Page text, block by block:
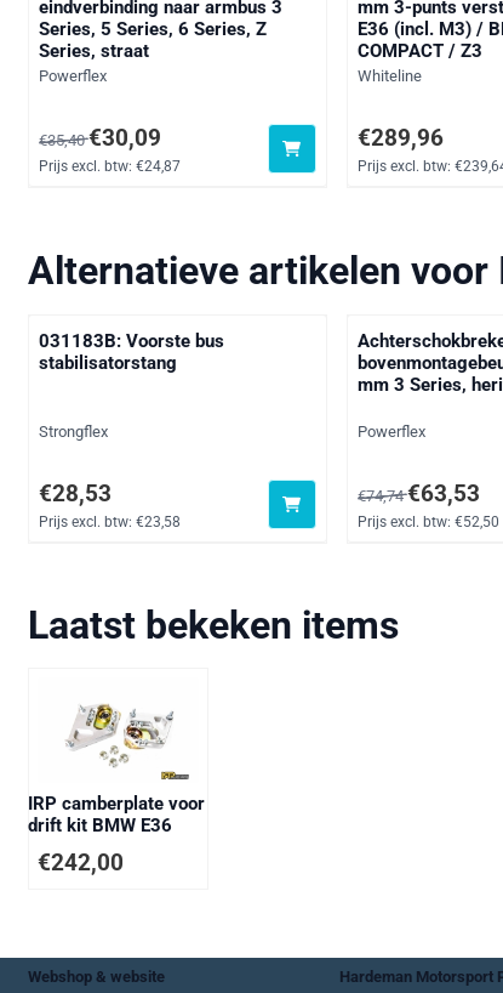
eindverbinding naar armbus 3
Series, 5 Series, 6 Series, Z
Series, straat
Merk:
Powerflex
Van 35,40 voor 30,09, exclusief btw: 24,87
€35,40€30,09
Prijs excl. btw: €24,87
mm 3-punts
E36 (incl. M3) /
COMPACT / Z3
Merk:
Whiteline
Prijs: 289,96,
€289,96
Prijs excl. btw:
Alternatieve artikelen voor
031183B: Voorste bus
stabilisatorstang
Merk:
Strongflex
Prijs: 28,53, exclusief btw: 23,58
€28,53
Prijs excl. btw: €23,58
mm 3 Series,
Merk:
Powerflex
Van 74,74 voor
€74,74€63,53
Prijs excl. btw: €52,50
Laatst bekeken items
IRP camberplate voor
drift kit BMW E36
€242,00
Webshop & website Hardeman Motorsport